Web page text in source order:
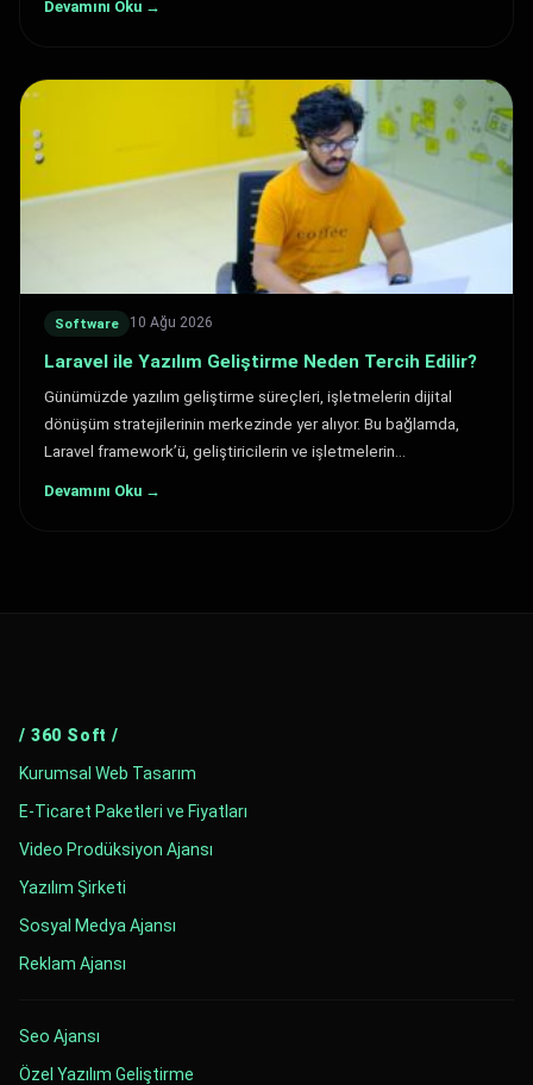
Devamını Oku →
Software 10 Ağu 2026
Laravel ile Yazılım Geliştirme Neden Tercih Edilir?
Günümüzde yazılım geliştirme süreçleri, işletmelerin dijital
dönüşüm stratejilerinin merkezinde yer alıyor. Bu bağlamda,
Laravel framework’ü, geliştiricilerin ve işletmelerin…
Devamını Oku →
/ 360 Soft /
Kurumsal Web Tasarım
E-Ticaret Paketleri ve Fiyatları
Video Prodüksiyon Ajansı
Yazılım Şirketi
Sosyal Medya Ajansı
Reklam Ajansı
Seo Ajansı
Özel Yazılım Geliştirme